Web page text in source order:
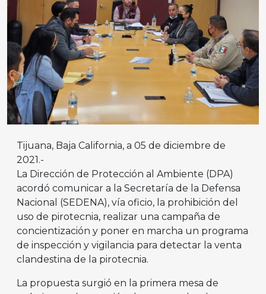
Tijuana, Baja California, a 05 de diciembre de
2021.-
La Dirección de Protección al Ambiente (DPA)
acordó comunicar a la Secretaría de la Defensa
Nacional (SEDENA), vía oficio, la prohibición del
uso de pirotecnia, realizar una campaña de
concientización y poner en marcha un programa
de inspección y vigilancia para detectar la venta
clandestina de la pirotecnia.
La propuesta surgió en la primera mesa de